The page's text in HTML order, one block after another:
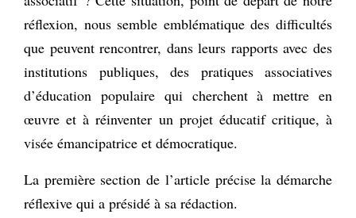
réflexion, nous semble emblématique des difficultés
que peuvent rencontrer, dans leurs rapports avec des
institutions publiques, des pratiques associatives
d’éducation populaire qui cherchent à mettre en
œuvre et à réinventer un projet éducatif critique, à
visée émancipatrice et démocratique.
La première section de l’article précise la démarche
réflexive qui a présidé à sa rédaction.